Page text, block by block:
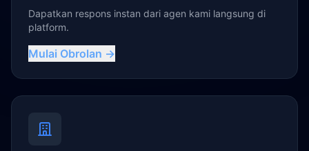
Dapatkan respons instan dari agen kami langsung di
platform.
Mulai Obrolan →